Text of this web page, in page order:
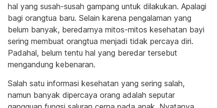
hal yang susah-susah gampang untuk dilakukan. Apalagi
bagi orangtua baru. Selain karena pengalaman yang
belum banyak, beredarnya mitos-mitos kesehatan bayi
sering membuat orangtua menjadi tidak percaya diri.
Padahal, belum tentu hal yang beredar tersebut
mengandung kebenaran.
Salah satu informasi kesehatan yang sering salah,
namun banyak dipercaya orang adalah seputar